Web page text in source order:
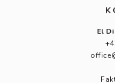
El